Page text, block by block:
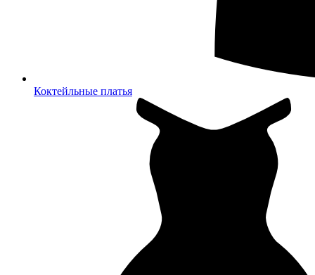
Коктейльные платья